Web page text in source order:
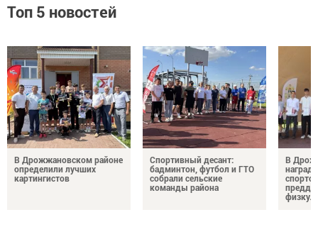
Топ 5 новостей
В Дрожжановском районе
определили лучших
картингистов
Спортивный десант:
бадминтон, футбол и ГТО
собрали сельские
команды района
В